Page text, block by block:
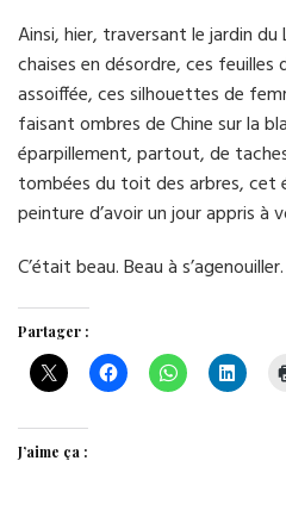
Ainsi, hier, traversant le jardin
chaises en désordre, ces
assoiffée, ces silhouettes de
faisant ombres de Chine sur la
éparpillement, partout, de
tombées du toit des arbres, cet
peinture d’avoir un jour appris à
C’était beau. Beau à
Partager :
J’aime ça :